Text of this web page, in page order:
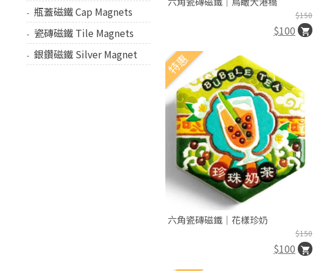
瓶蓋磁鐵 Cap Magnets
瓷磚磁鐵 Tile Magnets
銀鑽磁鐵 Silver Magnet
$150
$100
特惠
六角瓷磚磁鐵｜花樣珍奶
$150
$100